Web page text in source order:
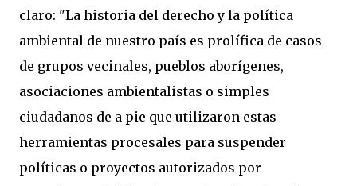
claro: "La historia del derecho y la política
ambiental de nuestro país es prolífica de casos
de grupos vecinales, pueblos aborígenes,
asociaciones ambientalistas o simples
ciudadanos de a pie que utilizaron estas
herramientas procesales para suspender
políticas o proyectos autorizados por